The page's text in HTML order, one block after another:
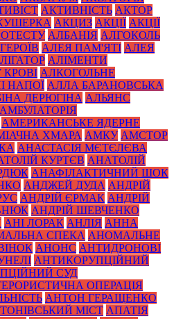
АКТИВНІСТЬ АКТОР
АКЦИЗ АКЦІЇ АКЦІЇ
АЛБАНІЯ АЛГОКОЛЬ
АЛЕЯ ПАМ'ЯТІ АЛЕЯ
АЛІМЕНТИ
АЛКОГОЛЬНЕ
НАПОЇ АЛЛА БАРАНОВСЬКА
ДЕРЮГІНА АЛЬЯНС
АМБУЛАТОРІЯ
АМЕРИКАНСЬКЕ ЯДЕРНЕ
ХМАРА АМКУ АМСТОР
АНАСТАСІЯ МЄТЄЛЄВА
КУРТЄВ АНАТОЛІЙ
АНАФІЛАКТИЧНИЙ ШОК
АНДЖЕЙ ДУДА АНДРІЙ
АНДРІЙ ЄРМАК АНДРІЙ
АНДРІЙ ШЕВЧЕНКО
АНІ ЛОРАК АНЛІЯ АННА
СПЕКА АНОМАЛЬНЕ
АНОНС АНТИДРОНОВІ
АНТИКОРУПЦІЙНИЙ
СУД
ОПЕРАЦІЯ
АНТОН ГЕРАЩЕНКО
МІСТ АПАТІЯ